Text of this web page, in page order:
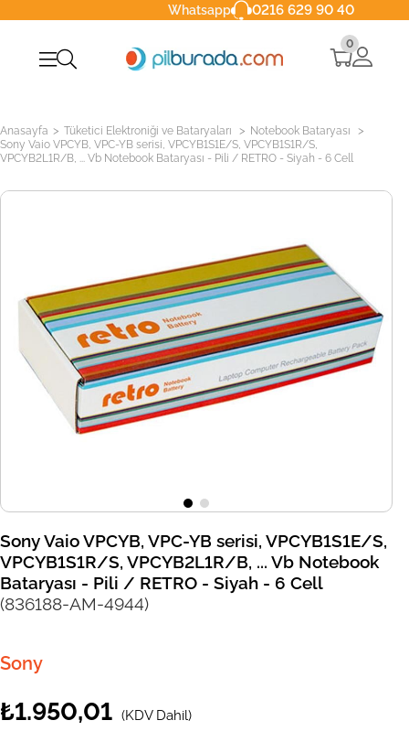
Whatsapp 0216 629 90 40
0
Anasayfa > Tüketici Elektroniği ve Bataryaları > Notebook Bataryası >
Sony Vaio VPCYB, VPC-YB serisi, VPCYB1S1E/S, VPCYB1S1R/S,
VPCYB2L1R/B, ... Vb Notebook Bataryası - Pili / RETRO - Siyah - 6 Cell
Sony Vaio VPCYB, VPC-YB serisi, VPCYB1S1E/S,
VPCYB1S1R/S, VPCYB2L1R/B, ... Vb Notebook
Bataryası - Pili / RETRO - Siyah - 6 Cell
(836188-AM-4944)
Sony
₺1.950,01 (KDV Dahil)